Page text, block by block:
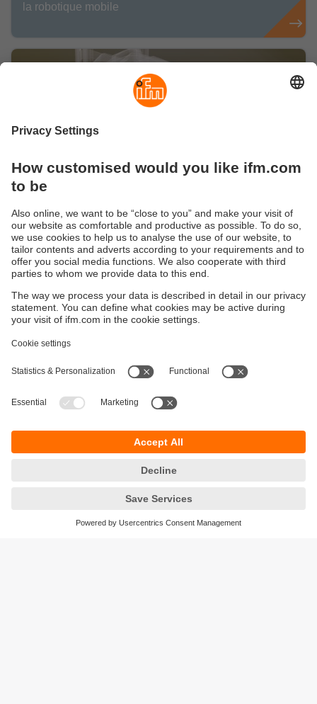
la robotique mobile
Sécurité
Droit au but en toute sécurité : contrôleurs et
solutions de sécurité performants pour les robots